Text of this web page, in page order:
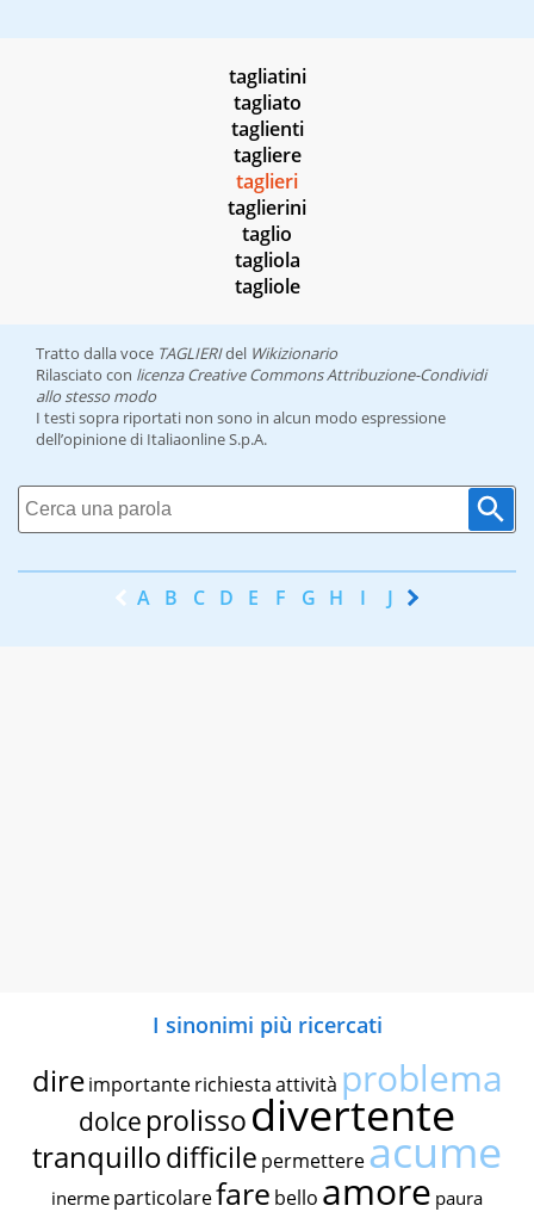
tagliatini
tagliato
taglienti
tagliere
taglieri
taglierini
taglio
tagliola
tagliole
Tratto dalla voce TAGLIERIdel Wikizionario
Rilasciato con licenza Creative Commons Attribuzione-Condividi
allo stesso modo
I testi sopra riportati non sono in alcun modo espressione
dell’opinione di Italiaonline S.p.A.
A B C D E F G H I J K
I sinonimi più ricercati
dire importante richiestaattività problema
dolce prolissodivertente
tranquillodifficile permettereacume
inerme particolarefare bello amore paura